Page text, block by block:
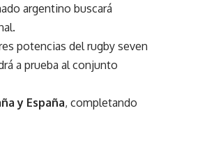
argentino buscará
potencias del rugby seven
a prueba al conjunto
y España, completando